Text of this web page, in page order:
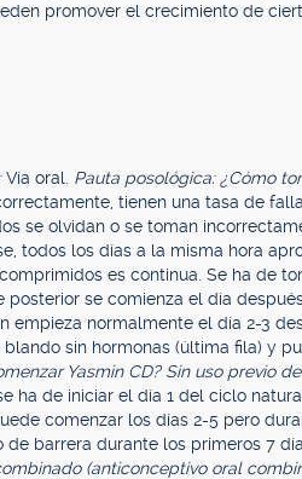
promover el crecimiento de
Vía oral. Pauta posológica: ¿Cómo
tienen una tasa de
se olvidan o se toman
todos los días a la misma hora
es continua. Se ha de
posterior se comienza el día
empieza normalmente el día 2-3
sin hormonas (última fila) y
Yasmin CD? Sin uso previo
ha de iniciar el día 1 del ciclo
comenzar los días 2-5 pero
barrera durante los primeros 7
(anticonceptivo oral